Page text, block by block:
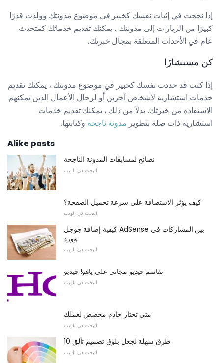
إذا نجحت في إثبات نفسك كخبير في موضوع مدونتك وولدت قدرًا
كبيرًا من الزيارات إلى مدونتك ، يمكنك تقديم خدماتك كمتحدث
عام في الأحداث المتعلقة بمجال خبرتك.
كن مستشارًا
إذا كنت قد حددت نفسك كخبير في موضوع مدونتك ، يمكنك تقديم
خدمات استشارية لأشخاص آخرين أو لرجال الأعمال الذين يمكنهم
الاستفادة من خبرتك. بدلاً من ذلك ، يمكنك تقديم خدمات
استشارية ذات صلة بتطوير مدونة ناجحة وكتابتها.
Alike posts
نصائح لمسابقات المدونة الناجحة
البحث في الويب
كيف يؤثر الاستضافة على سرعة تحميل الصفحة؟
البحث في الويب
كيفية إضافة جوجل AdSense بين المشاركات في
وورد
البحث في الويب
تقاسم فيديو مجاني على ياهو! فيديو
البحث في الويب
متى تختار خادم مخصص لعملك
البحث في الويب
10 طرق سهلة لجعل بلوق تصميم تألق
البحث في الويب